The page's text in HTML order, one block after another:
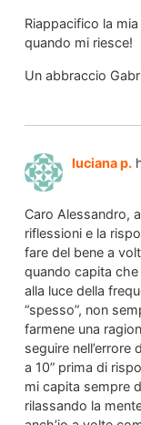
Riappacifico la
quando mi riesce!
Un abbraccio
luciana p.
Caro Alessandro,
riflessioni e la
fare del bene a
quando capita
alla luce della
“spesso”, non
farmene una
seguire nell’errore
a 10” prima di
mi capita sempre
rilassando la